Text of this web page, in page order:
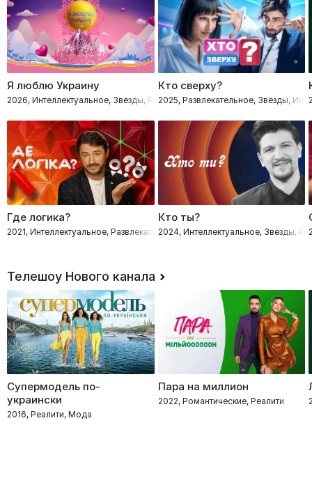
Я люблю Украину
2026, Интеллектуальное, Звёзды, Развлекательное, Познавательные
Кто сверху?
2025, Развлекательное, Звёзды,
Где логика?
2021, Интеллектуальное, Развлекательное, Звёзды
Кто ты?
2024, Интеллектуальное, Звёзды,
Телешоу Нового канала
Супермодель по-
украински
2016, Реалити, Мода
Пара на миллион
2022, Романтические, Реалити